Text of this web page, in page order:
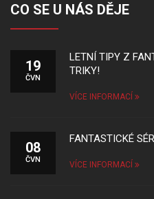
CO SE U NÁS DĚJE
19
ČVN
LETNÍ TIPY Z
TRIKY!
VÍCE INFORMACÍ
08
ČVN
FANTASTICKÉ
VÍCE INFORMACÍ